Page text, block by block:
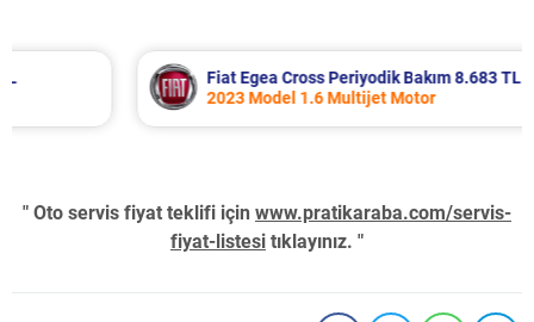
Fiat Egea Cross Periyodik Bakım 8.683 TL
2023 Model 1.6 Multijet Motor
" Oto servis fiyat teklifi için www.pratikaraba.com/servis-
fiyat-listesi tıklayınız. "